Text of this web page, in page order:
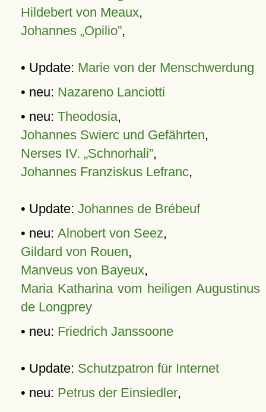
Hildebert von Meaux,
Johannes „Opilio”,
• Update: Marie von der Menschwerdung
• neu: Nazareno Lanciotti
• neu: Theodosia,
Johannes Swierc und Gefährten,
Nerses IV. „Schnorhali”,
Johannes Franziskus Lefranc,
• Update: Johannes de Brébeuf
• neu: Alnobert von Seez,
Gildard von Rouen,
Manveus von Bayeux,
Maria Katharina vom heiligen Augustinus
de Longprey
• neu: Friedrich Janssoone
• Update: Schutzpatron für Internet
• neu: Petrus der Einsiedler,